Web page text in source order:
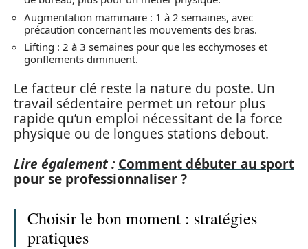
Augmentation mammaire : 1 à 2 semaines, avec
précaution concernant les mouvements des bras.
Lifting : 2 à 3 semaines pour que les ecchymoses et
gonflements diminuent.
Le facteur clé reste la nature du poste. Un
travail sédentaire permet un retour plus
rapide qu’un emploi nécessitant de la force
physique ou de longues stations debout.
Lire également : Comment débuter au sport
pour se professionnaliser ?
Choisir le bon moment : stratégies
pratiques